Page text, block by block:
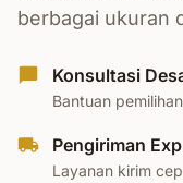
berbagai ukuran
Konsultasi
Bantuan
Pengiriman
Layanan kirim